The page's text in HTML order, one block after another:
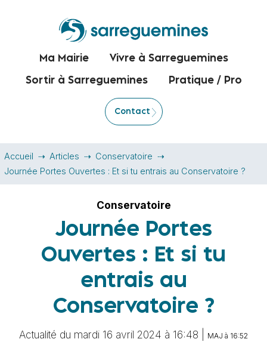
Ma Mairie Vivre à Sarreguemines
Sortir à Sarreguemines Pratique / Pro
Contact
Accueil Articles
Conservatoire
Journée Portes Ouvertes : Et si tu entrais au Conservatoire ?
Conservatoire
Journée Portes
Ouvertes : Et si tu
entrais au
Conservatoire ?
Actualité du mardi 16 avril 2024 à 16:48 | MAJ à 16:52